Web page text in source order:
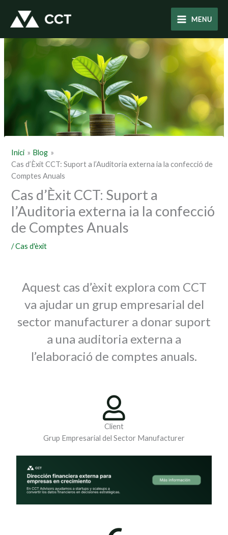
contingut
MENU
Inici
Blog
Cas d’Èxit CCT: Suport a l’Auditoria externa ia la confecció de
Comptes Anuals
Cas d’Èxit CCT: Suport a
l’Auditoria externa ia la confecció
de Comptes Anuals
/Cas d'èxit
Aquest cas d’èxit explora com CCT
va ajudar un grup empresarial del
sector manufacturer a donar suport
a una auditoria externa a
l’elaboració de comptes anuals.
Client
Grup Empresarial del Sector Manufacturer